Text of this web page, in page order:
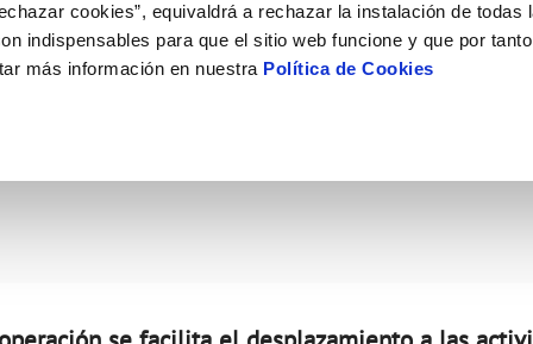
cookies”, equivaldrá a rechazar la instalación de todas
indispensables para que el sitio web funcione y que por
más información en nuestra Política de Cookies
de titular
de suministro
Actualizar datos bancarios
Actualizar datos de domicilio
contacto
y afectaciones
Carta de compromisos
Customer Counsel (Defensa del
del agua
Consejos de ahorro
Medidas contra la sequía
DE GESTIÓN Y CERTIFICADOS
Licitaciones en curso
compromiso con
de colaboración con